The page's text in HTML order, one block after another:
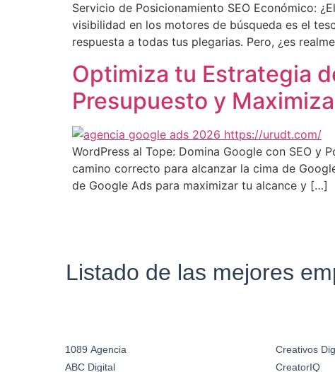
Servicio de Posicionamiento SEO Económico:
visibilidad en los motores de búsqueda es el
respuesta a todas tus plegarias. Pero, ¿es
Optimiza tu Estrategia
Presupuesto y
WordPress al Tope: Domina Google con SEO y
camino correcto para alcanzar la cima de
de Google Ads para maximizar tu alcance y […]
Listado de las mejores
1089 Agencia
ABC Digital
Creativos
CreatorIQ